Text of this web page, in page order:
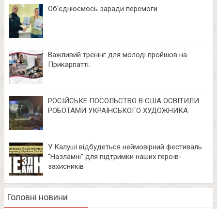
Об‘єднюємось заради перемоги
Важливий тренінг для молоді пройшов на
Прикарпатті.
РОСІЙСЬКЕ ПОСОЛЬСТВО В США ОСВІТИЛИ
РОБОТАМИ УКРАЇНСЬКОГО ХУДОЖНИКА
У Калуші відбудеться неймовірний фестиваль
“Назламні” для підтримки наших героїв-
захисників
Головні новини